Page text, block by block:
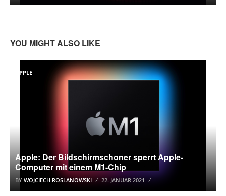
YOU MIGHT ALSO LIKE
APPLE
Apple: Der Bildschirmschoner sperrt Apple-
Computer mit einem M1-Chip
BY WOJCIECH ROSLANOWSKI 22. JANUAR 2021